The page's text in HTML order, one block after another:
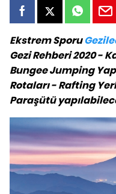
Ekstrem Sporu
Gezi Rehberi 2020 -
Bungee Jumping
Rotaları - Rafting
Paraşütü